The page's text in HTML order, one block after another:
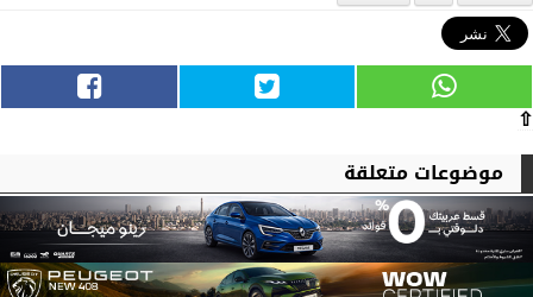
⇧
موضوعات متعلقة